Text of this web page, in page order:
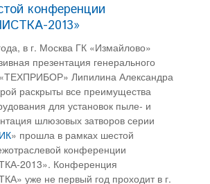
конференции
2013»
в г. Москва ГК «Измайлово»
презентация генерального
Липилина Александра
раскрыты все преимущества
для установок пыле- и
шлюзовых затворов серии
» прошла в рамках шестой
конференции
2013». Конференция
уже не первый год проходит в г.